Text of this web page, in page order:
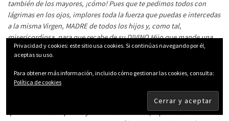
también de los mayores, ¡cómo! Pues que te pedimos todos con
lágrimas en los ojos, implores toda la fuerza que puedas e intercedas
a la misma Virgen, MADRE de todos los hijos y, como tal,
misericordiosa, para que recabe de su DIVINO Hijo que mande una
AGUA fructífera, que se rieguen nuestros campos, para que no se
pierdan las pobres cosechas que tenemos sembradas.
No estés disgustado con nosotros; pues si no te engrandecemos
más, no es porque no estés siempre dentro de nuestros corazones;
piensa más bien en ignorancias y frialdades, y confiados todos en
que no nos desamparará y seremos atendidos, repetimos: AGUA
Privacidad y cookies: este sitio usa cookies. Si continúas navegando por él,
aceptas su uso.
Para obtener más información, incluido cómo gestionar las cookies, consulta:
Política de cookies